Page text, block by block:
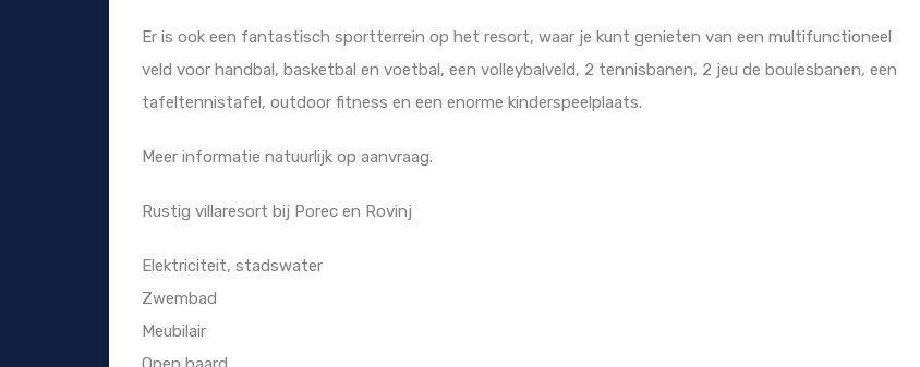
Er is ook een fantastisch sportterrein op het resort, waar je kunt genieten van een multifunctioneel
veld voor handbal, basketbal en voetbal, een volleybalveld, 2 tennisbanen, 2 jeu de boulesbanen, een
tafeltennistafel, outdoor fitness en een enorme kinderspeelplaats.
Meer informatie natuurlijk op aanvraag.
Rustig villaresort bij Porec en Rovinj
Elektriciteit, stadswater
Zwembad
Meubilair